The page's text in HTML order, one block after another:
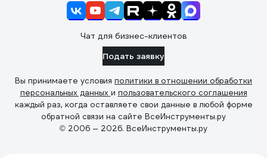
Чат для бизнес-клиентов
Подать заявку
Вы принимаете условия политики в отношении обработки
персональных данных и пользовательского соглашения
каждый раз, когда оставляете свои данные в любой форме
обратной связи на сайте ВсеИнструменты.ру
© 2006 — 2026. ВсеИнструменты.ру